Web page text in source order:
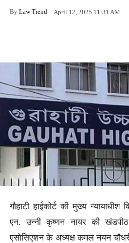
By Law Trend April 12, 2025 11:31 AM
गौहाटी हाईकोर्ट की मुख्य
एन. उन्नी कृष्णन नायर की खंडपीठ
एसोसिएशन के अध्यक्ष कमल नयन